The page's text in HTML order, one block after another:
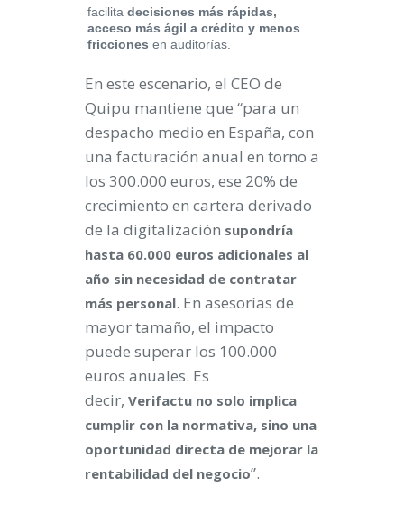
facilita decisiones más rápidas,
acceso más ágil a crédito y menos
fricciones en auditorías.
En este escenario, el CEO de
Quipu mantiene que “para un
despacho medio en España, con
una facturación anual en torno a
los 300.000 euros, ese 20% de
crecimiento en cartera derivado
de la digitalización supondría
hasta 60.000 euros adicionales al
año sin necesidad de contratar
más personal. En asesorías de
mayor tamaño, el impacto
puede superar los 100.000
euros anuales. Es
decir, Verifactu no solo implica
cumplir con la normativa, sino una
oportunidad directa de mejorar la
rentabilidad del negocio”.